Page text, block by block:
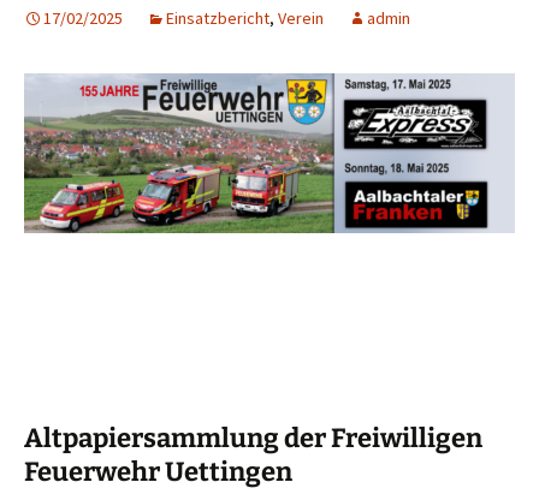
17/02/2025 Einsatzbericht, Verein admin
Altpapiersammlung der Freiwilligen
Feuerwehr Uettingen